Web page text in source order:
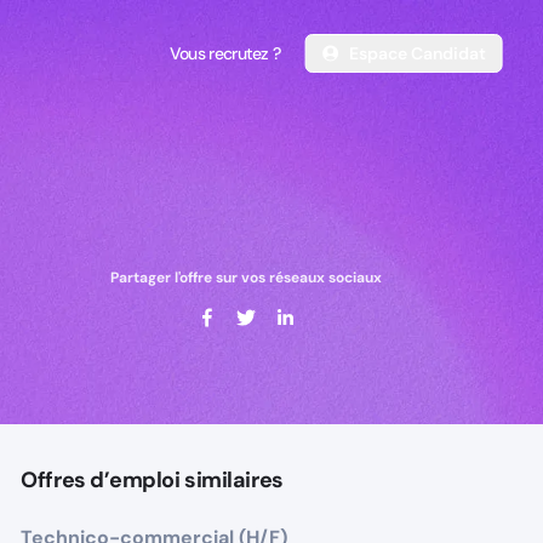
Vous recrutez ?
Vous recrutez ?
Partager l'offre sur vos réseaux sociaux
Offres d’emploi similaires
Technico-commercial (H/F)